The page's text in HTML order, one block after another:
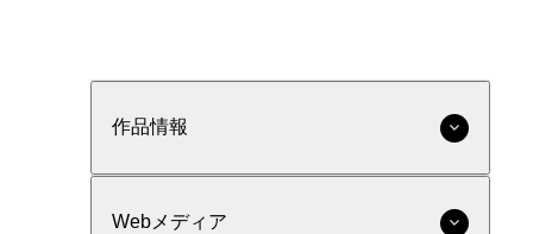
作品情報
Webメディア